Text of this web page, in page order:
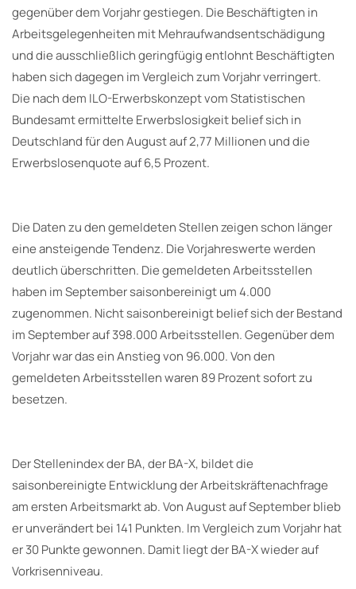
gegenüber dem Vorjahr gestiegen. Die Beschäftigten in
Arbeitsgelegenheiten mit Mehraufwandsentschädigung
und die ausschließlich geringfügig entlohnt Beschäftigten
haben sich dagegen im Vergleich zum Vorjahr verringert.
Die nach dem ILO-Erwerbskonzept vom Statistischen
Bundesamt ermittelte Erwerbslosigkeit belief sich in
Deutschland für den August auf 2,77 Millionen und die
Erwerbslosenquote auf 6,5 Prozent.
Die Daten zu den gemeldeten Stellen zeigen schon länger
eine ansteigende Tendenz. Die Vorjahreswerte werden
deutlich überschritten. Die gemeldeten Arbeitsstellen
haben im September saisonbereinigt um 4.000
zugenommen. Nicht saisonbereinigt belief sich der Bestand
im September auf 398.000 Arbeitsstellen. Gegenüber dem
Vorjahr war das ein Anstieg von 96.000. Von den
gemeldeten Arbeitsstellen waren 89 Prozent sofort zu
besetzen.
Der Stellenindex der BA, der BA-X, bildet die
saisonbereinigte Entwicklung der Arbeitskräftenachfrage
am ersten Arbeitsmarkt ab. Von August auf September blieb
er unverändert bei 141 Punkten. Im Vergleich zum Vorjahr hat
er 30 Punkte gewonnen. Damit liegt der BA-X wieder auf
Vorkrisenniveau.